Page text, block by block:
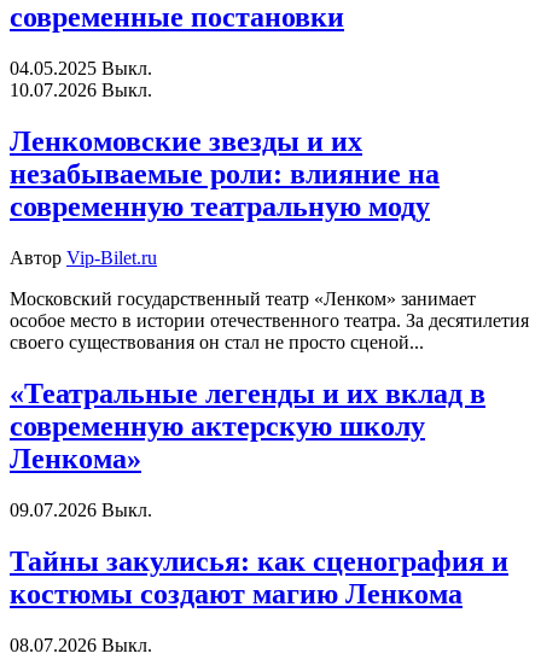
современные постановки
04.05.2025 Выкл.
10.07.2026 Выкл.
Ленкомовские звезды и их
незабываемые роли: влияние на
современную театральную моду
Автор Vip-Bilet.ru
Московский государственный театр «Ленком» занимает
особое место в истории отечественного театра. За десятилетия
своего существования он стал не просто сценой...
«Театральные легенды и их вклад в
современную актерскую школу
Ленкома»
09.07.2026 Выкл.
Тайны закулисья: как сценография и
костюмы создают магию Ленкома
08.07.2026 Выкл.